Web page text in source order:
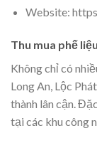
Website:
Thu mua phế
Không chỉ có
Long An, Lộc
thành lân cận.
tại các khu công